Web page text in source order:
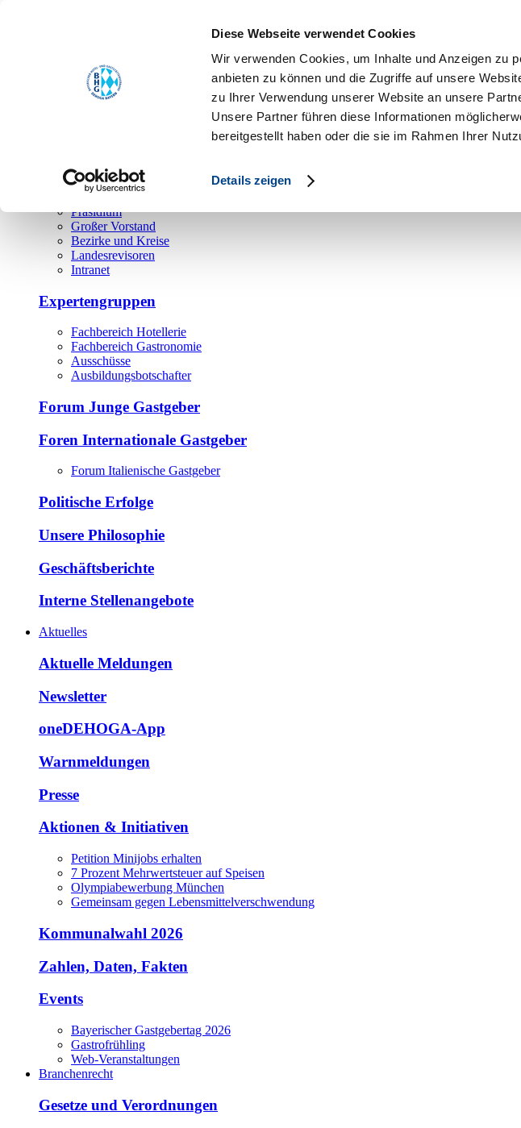
Diese Webseite verwendet Cookies
Wir verwenden Cookies, um Inhalte und Anzeigen zu
anbieten zu können und die Zugriffe auf unsere
zu Ihrer Verwendung unserer Website an unsere
Unsere Partner führen diese Informationen
bereitgestellt haben oder die sie im Rahmen Ihrer
Details zeigen
Hauptamt
Bezirks- und Regionalgeschäftsstellen
Ehrenamt
Präsidium
Großer Vorstand
Bezirke und Kreise
Landesrevisoren
Intranet
Expertengruppen
Fachbereich Hotellerie
Fachbereich Gastronomie
Ausschüsse
Ausbildungsbotschafter
Forum Junge Gastgeber
Foren Internationale Gastgeber
Forum Italienische Gastgeber
Politische Erfolge
Unsere Philosophie
Geschäftsberichte
Interne Stellenangebote
Aktuelles
Aktuelle Meldungen
Newsletter
oneDEHOGA-App
Warnmeldungen
Presse
Aktionen & Initiativen
Petition Minijobs erhalten
7 Prozent Mehrwertsteuer auf Speisen
Olympiabewerbung München
Gemeinsam gegen Lebensmittelverschwendung
Kommunalwahl 2026
Zahlen, Daten, Fakten
Events
Bayerischer Gastgebertag 2026
Gastrofrühling
Web-Veranstaltungen
Branchenrecht
Gesetze und Verordnungen